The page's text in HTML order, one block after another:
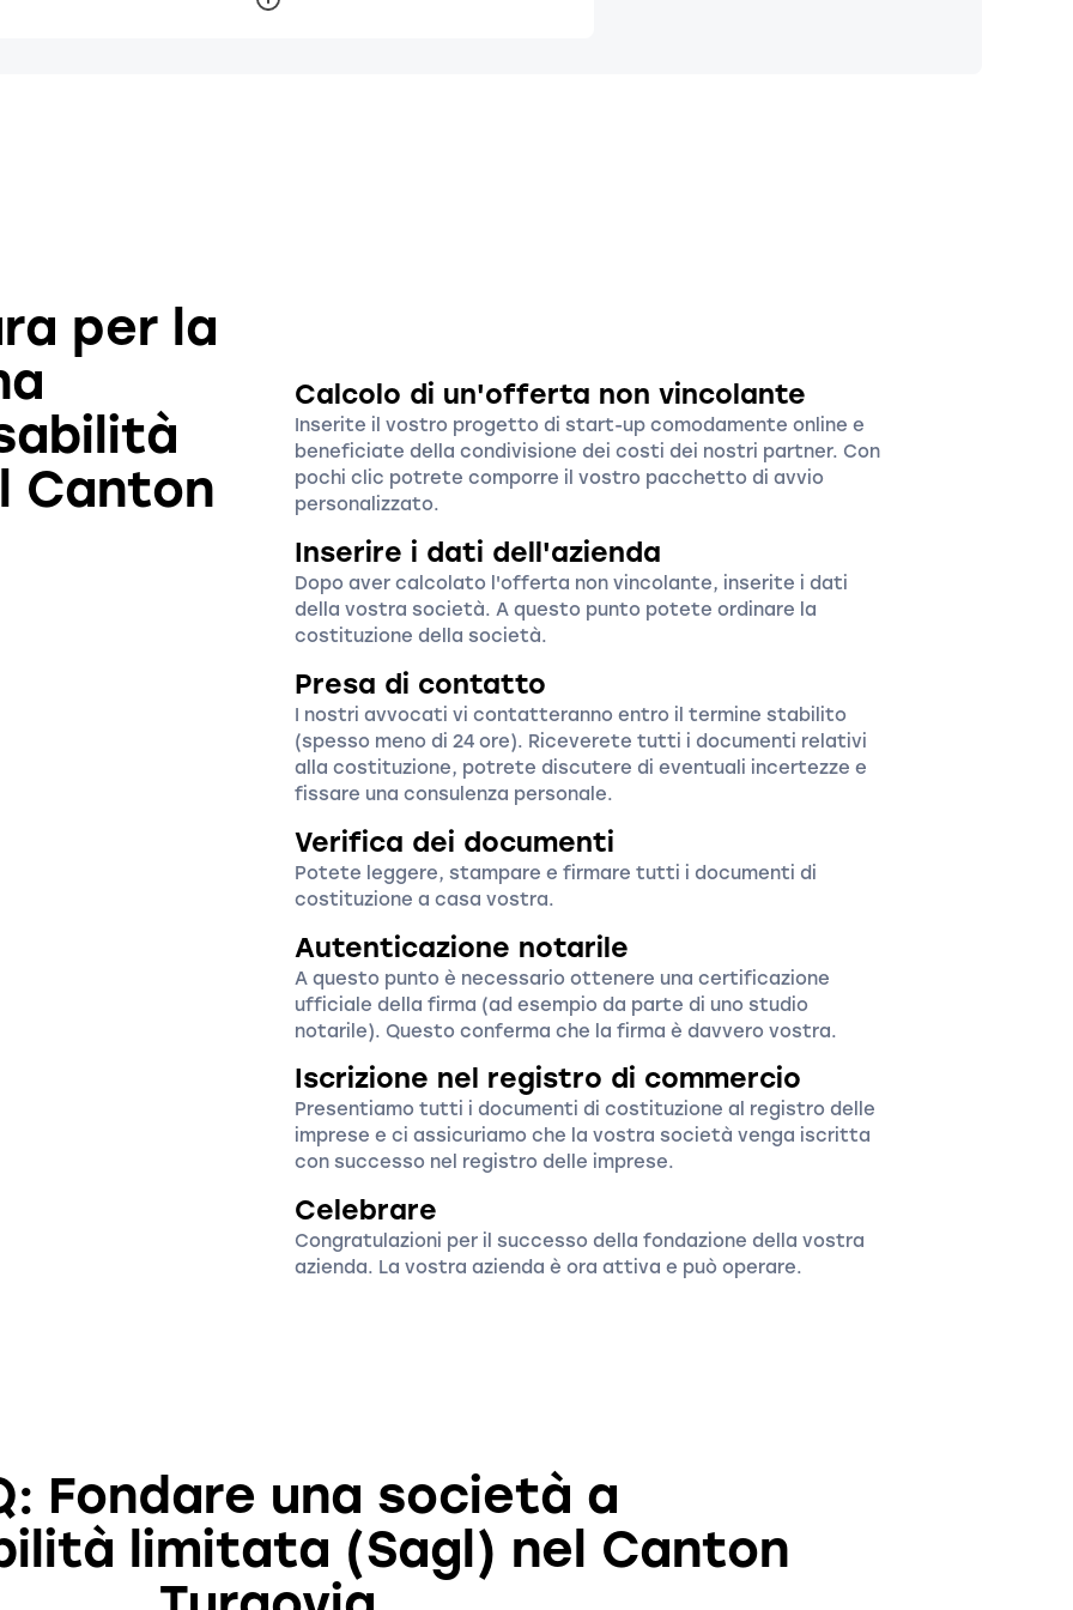
per la
Canton
Calcolo di un'offerta non vincolante
Inserite il vostro progetto di start-up comodamente online e
beneficiate della condivisione dei costi dei nostri partner. Con
pochi clic potrete comporre il vostro pacchetto di avvio
personalizzato.
Inserire i dati dell'azienda
Dopo aver calcolato l'offerta non vincolante, inserite i dati
della vostra società. A questo punto potete ordinare la
costituzione della società.
Presa di contatto
I nostri avvocati vi contatteranno entro il termine stabilito
(spesso meno di 24 ore). Riceverete tutti i documenti relativi
alla costituzione, potrete discutere di eventuali incertezze e
fissare una consulenza personale.
Verifica dei documenti
Potete leggere, stampare e firmare tutti i documenti di
costituzione a casa vostra.
Autenticazione notarile
A questo punto è necessario ottenere una certificazione
ufficiale della firma (ad esempio da parte di uno studio
notarile). Questo conferma che la firma è davvero vostra.
Iscrizione nel registro di commercio
Presentiamo tutti i documenti di costituzione al registro delle
imprese e ci assicuriamo che la vostra società venga iscritta
con successo nel registro delle imprese.
Celebrare
Congratulazioni per il successo della fondazione della vostra
azienda. La vostra azienda è ora attiva e può operare.
Fondare una società a
limitata (Sagl) nel Canton